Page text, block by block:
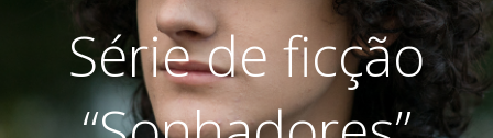
Série de ficção